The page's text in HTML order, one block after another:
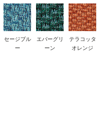
セージブル
ー
エバーグリ
ーン
テラコッタ
オレンジ